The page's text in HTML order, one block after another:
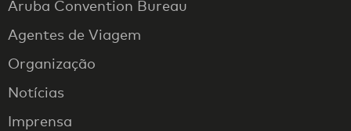
Aruba Convention Bureau
Agentes de Viagem
Organização
Notícias
Imprensa